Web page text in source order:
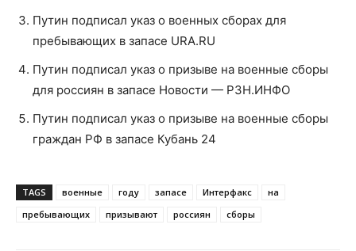
Путин подписал указ о военных сборах для
пребывающих в запасе URA.RU
Путин подписал указ о призыве на военные сборы
для россиян в запасе Новости — РЗН.ИНФО
Путин подписал указ о призыве на военные сборы
граждан РФ в запасе Кубань 24
TAGS военные году запасе Интерфакс
на
пребывающих
призывают россиян сборы